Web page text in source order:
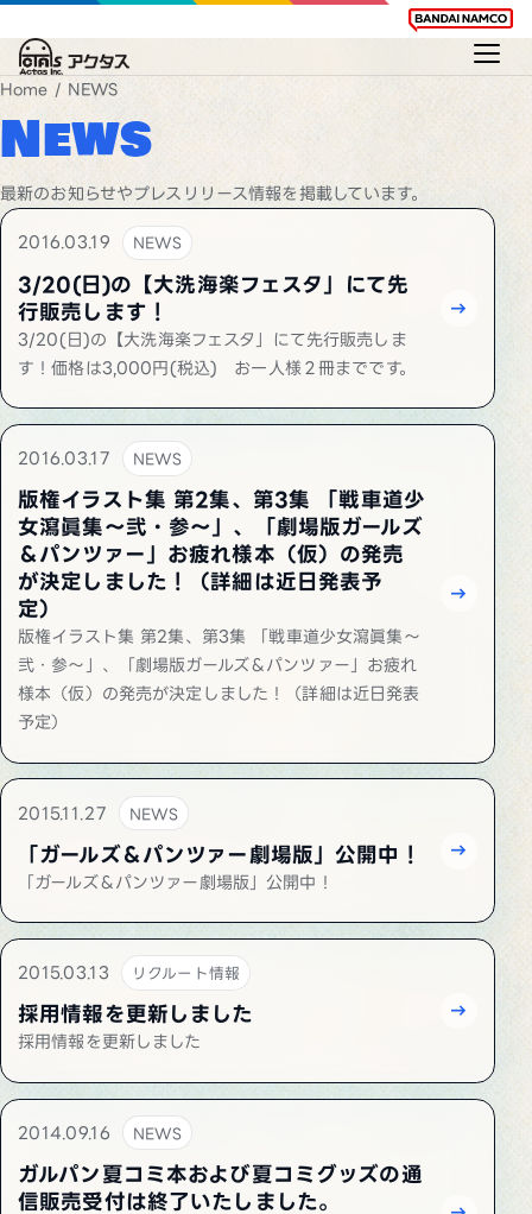
Home / NEWS
News
最新のお知らせやプレスリリース情報を掲載しています。
2016.03.19 NEWS
3/20(日)の【大洗海楽フェスタ」にて先
行販売します！
3/20(日)の【大洗海楽フェスタ」にて先行販売しま
す！価格は3,000円(税込) お一人様２冊までです。
2016.03.17 NEWS
版権イラスト集 第2集、第3集 「戦車道少
女瀉眞集～弐・参～」、「劇場版ガールズ
＆パンツァー」お疲れ様本（仮）の発売
が決定しました！（詳細は近日発表予
定）
版権イラスト集 第2集、第3集 「戦車道少女瀉眞集～
弐・参～」、「劇場版ガールズ＆パンツァー」お疲れ
様本（仮）の発売が決定しました！（詳細は近日発表
予定）
2015.11.27 NEWS
「ガールズ＆パンツァー劇場版」公開中！
「ガールズ＆パンツァー劇場版」公開中！
2015.03.13 リクルート情報
採用情報を更新しました
採用情報を更新しました
2014.09.16 NEWS
ガルパン夏コミ本および夏コミグッズの通
信販売受付は終了いたしました。